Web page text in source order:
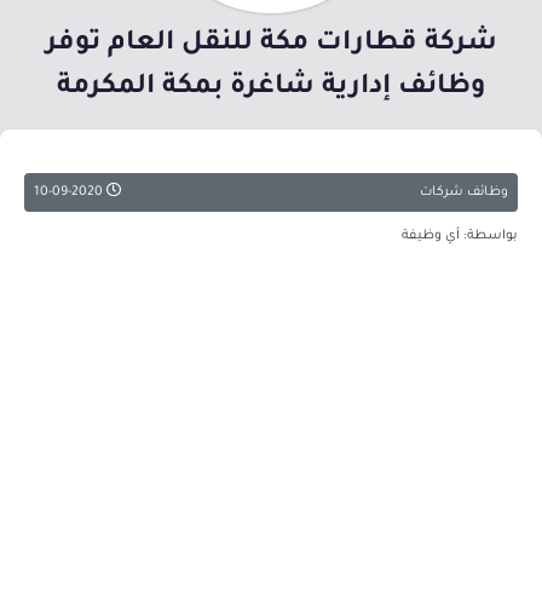
شركة قطارات مكة للنقل العام توفر
وظائف إدارية شاغرة بمكة المكرمة
وظائف شركات
بواسطة: أي وظيفة